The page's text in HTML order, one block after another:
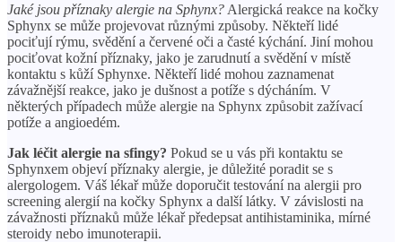
Jaké jsou příznaky alergie na Sphynx? Alergická reakce na kočky
Sphynx se může projevovat různými způsoby. Někteří lidé
pociťují rýmu, svědění a červené oči a časté kýchání. Jiní mohou
pociťovat kožní příznaky, jako je zarudnutí a svědění v místě
kontaktu s kůží Sphynxe. Někteří lidé mohou zaznamenat
závažnější reakce, jako je dušnost a potíže s dýcháním. V
některých případech může alergie na Sphynx způsobit zažívací
potíže a angioedém.
Jak léčit alergie na sfingy? Pokud se u vás při kontaktu se
Sphynxem objeví příznaky alergie, je důležité poradit se s
alergologem. Váš lékař může doporučit testování na alergii pro
screening alergií na kočky Sphynx a další látky. V závislosti na
závažnosti příznaků může lékař předepsat antihistaminika, mírné
steroidy nebo imunoterapii.